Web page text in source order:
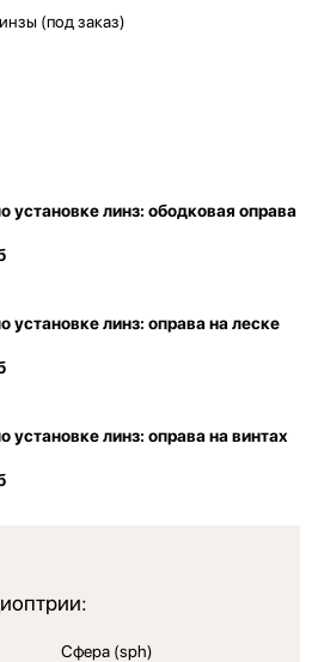
(под заказ)
установке линз: ободковая оправа
установке линз: оправа на леске
установке линз: оправа на винтах
Сфера (sph)